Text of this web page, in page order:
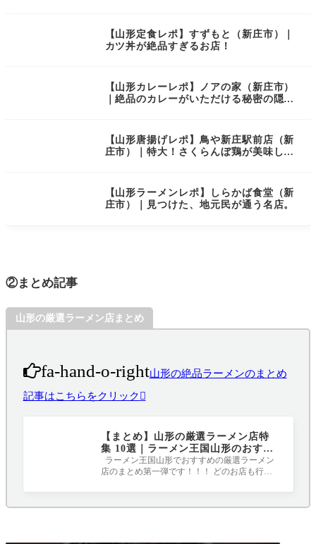
【山形定食レポ】すずもと（新庄市）｜
カツ丼が絶品すぎるお店！
【山形カレーレポ】ノアの家（新庄市）
｜絶品のカレーがいただける秘密の隠れ
【山形唐揚げレポ】鳥や新庄駅前店（新
庄市）｜特大！さくらんぼ鶏が美味し
【山形ラーメンレポ】しらかば食堂（新
庄市）｜見つけた、地元民が通う名店。
②まとめ記事
山形の厳選ラーメン店まとめ
fa-hand-o-right山形の絶品ラーメンのまとめ
記事はこちらをクリック
【まとめ】山形の厳選ラーメン店特
集 10選｜ラーメン王国山形のおすす
めはここ！！！
ラーメン王国山形でおすすめの厳選ラーメン
店のまとめ第一弾です！！！ どのお店も行か